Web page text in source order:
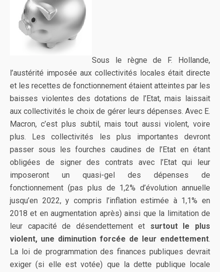
Sous le règne de F. Hollande,
l’austérité imposée aux collectivités locales était directe
et les recettes de fonctionnement étaient atteintes par les
baisses violentes des dotations de l’Etat, mais laissait
aux collectivités le choix de gérer leurs dépenses. Avec E.
Macron, c’est plus subtil, mais tout aussi violent, voire
plus. Les collectivités les plus importantes devront
passer sous les fourches caudines de l’Etat en étant
obligées de signer des contrats avec l’Etat qui leur
imposeront un quasi-gel des dépenses de
fonctionnement (pas plus de 1,2% d’évolution annuelle
jusqu’en 2022, y compris l’inflation estimée à 1,1% en
2018 et en augmentation après) ainsi que la limitation de
leur capacité de désendettement et surtout le plus
violent, une diminution forcée de leur endettement.
La loi de programmation des finances publiques devrait
exiger (si elle est votée) que la dette publique locale